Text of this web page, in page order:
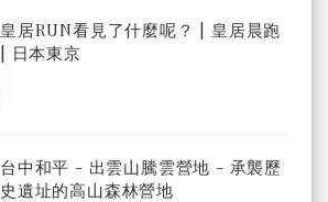
皇居RUN看見了什麼呢？ | 皇居晨跑
| 日本東京
台中和平 - 出雲山騰雲營地 - 承襲歷
史遺址的高山森林營地